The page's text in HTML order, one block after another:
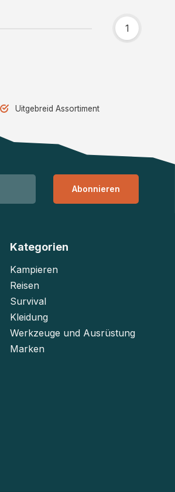
1
Uitgebreid Assortiment
Abonnieren
Kategorien
Kampieren
Reisen
Survival
Kleidung
Werkzeuge und Ausrüstung
Marken